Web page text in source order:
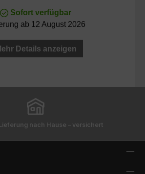
Sofort verfügbar
ab 12 August 2026
Details anzeigen
nach Hause – versichert